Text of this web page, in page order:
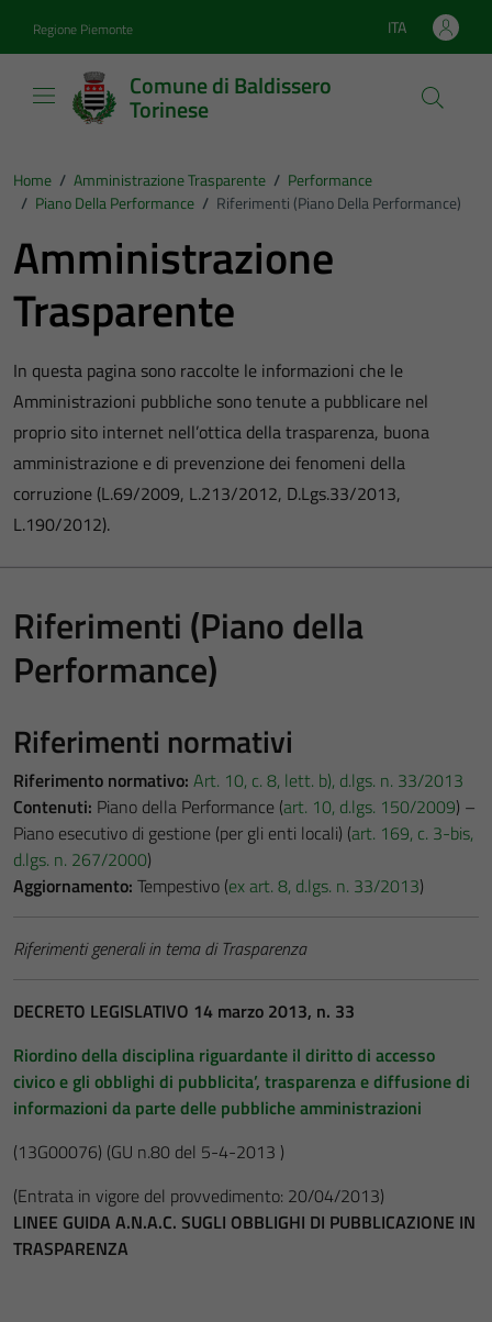
Regione Piemonte Lingua attiva:
ITA
Comune di Baldissero
Torinese
Home / Amministrazione Trasparente / Performance
/ Piano Della Performance / Riferimenti (Piano Della Performance)
Amministrazione
Trasparente
In questa pagina sono raccolte le informazioni che le
Amministrazioni pubbliche sono tenute a pubblicare nel
proprio sito internet nell’ottica della trasparenza, buona
amministrazione e di prevenzione dei fenomeni della
corruzione (L.69/2009, L.213/2012, D.Lgs.33/2013,
L.190/2012).
Riferimenti (Piano della
Performance)
Riferimenti normativi
Riferimento normativo: Art. 10, c. 8, lett. b), d.lgs. n. 33/2013
Contenuti: Piano della Performance (art. 10, d.lgs. 150/2009) –
Piano esecutivo di gestione (per gli enti locali) (art. 169, c. 3-bis,
d.lgs. n. 267/2000)
Aggiornamento: Tempestivo (ex art. 8, d.lgs. n. 33/2013)
Riferimenti generali in tema di Trasparenza
DECRETO LEGISLATIVO 14 marzo 2013, n. 33
Riordino della disciplina riguardante il diritto di accesso
civico e gli obblighi di pubblicita’, trasparenza e diffusione di
informazioni da parte delle pubbliche amministrazioni
(13G00076) (GU n.80 del 5-4-2013 )
(Entrata in vigore del provvedimento: 20/04/2013)
LINEE GUIDA A.N.A.C. SUGLI OBBLIGHI DI PUBBLICAZIONE IN
TRASPARENZA